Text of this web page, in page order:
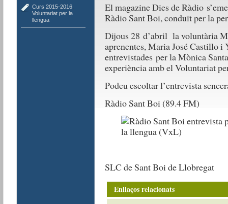
Curs 2015-2016,
Voluntariat per la
llengua
El magazine Dies de Ràdio
Ràdio Sant Boi, conduït per la
Dijous 28 d’abril la voluntària
aprenentes, Maria José Castillo
entrevistades per la Mònica
experiència amb el Voluntariat
Podeu escoltar l’entrevista
Ràdio Sant Boi (89.4 FM)
SLC de Sant Boi de Llobregat
Enllaços relacionats